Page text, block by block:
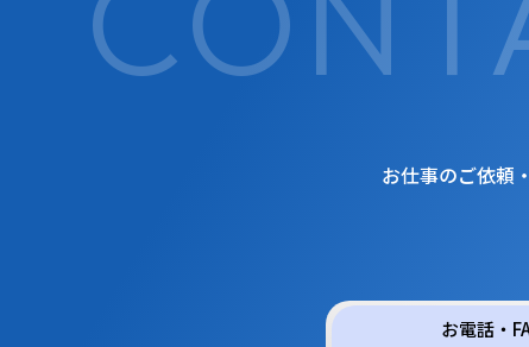
お仕事のご依頼
お電話・